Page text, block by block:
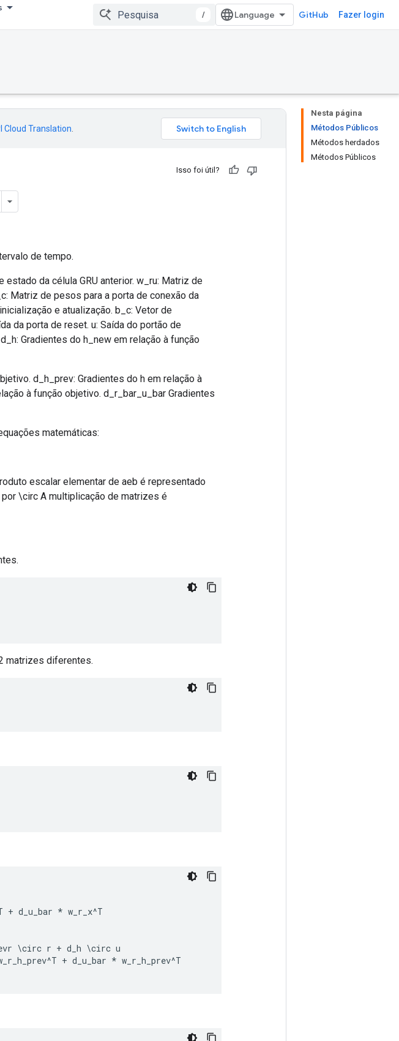
/ GitHub Fazer login
Nesta página
Métodos Públicos
Métodos herdados
Métodos Públicos
Cloud Translation
Isso foi útil?
de tempo.
estado da célula GRU anterior. w_ru: Matriz de
Matriz de pesos para a porta de conexão da
e atualização. b_c: Vetor de
da porta de reset. u: Saída do portão de
Gradientes do h_new em relação à função
d_h_prev: Gradientes do h em relação à
à função objetivo. d_r_bar_u_bar Gradientes
matemáticas:
escalar elementar de aeb é representado
\circ A multiplicação de matrizes é
matrizes diferentes.
+ d_u_bar * w_r_x^T
\circ r + d_h \circ u
^T + d_u_bar * w_r_h_prev^T